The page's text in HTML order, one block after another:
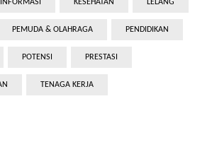
INFORMASI KESEHATAN LELANG
PEMUDA & OLAHRAGA PENDIDIKAN
POTENSI PRESTASI
TENAGA KERJA